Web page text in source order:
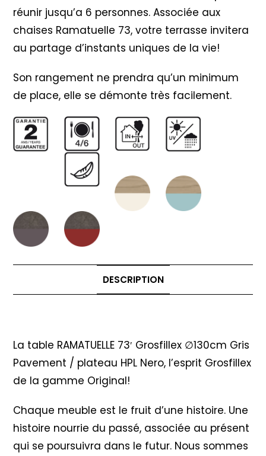
réunir jusqu’a 6 personnes. Associée aux
chaises Ramatuelle 73, votre terrasse invitera
au partage d’instants uniques de la vie!
Son rangement ne prendra qu’un minimum
de place, elle se démonte très facilement.
DESCRIPTION
La table RAMATUELLE 73′ Grosfillex ∅130cm Gris
Pavement / plateau HPL Nero, l’esprit Grosfillex
de la gamme Original!
Chaque meuble est le fruit d’une histoire. Une
histoire nourrie du passé, associée au présent
qui se poursuivra dans le futur. Nous sommes